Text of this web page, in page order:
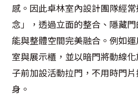
感。因此卓林室內設計團隊經
念」，透過立面的整合、隱藏
能與整體空間完美融合。例如
室與展示櫃，並以暗門將動線
子前加設活動拉門，不用時門
身。